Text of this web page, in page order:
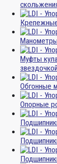
Манометры
Муфты
Обгонные
Опорные